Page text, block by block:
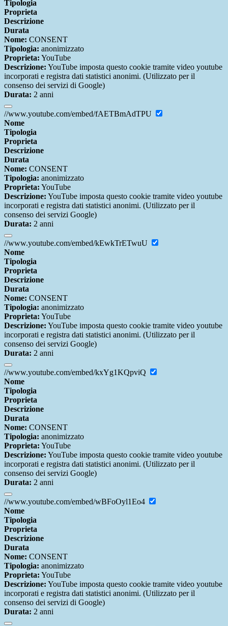
Tipologia
Proprieta
Descrizione
Durata
Nome: CONSENT
Tipologia: anonimizzato
Proprieta: YouTube
Descrizione: YouTube imposta questo cookie tramite video youtube
incorporati e registra dati statistici anonimi. (Utilizzato per il
consenso dei servizi di Google)
Durata: 2 anni
//www.youtube.com/embed/fAETBmAdTPU
Nome
Tipologia
Proprieta
Descrizione
Durata
Nome: CONSENT
Tipologia: anonimizzato
Proprieta: YouTube
Descrizione: YouTube imposta questo cookie tramite video youtube
incorporati e registra dati statistici anonimi. (Utilizzato per il
consenso dei servizi Google)
Durata: 2 anni
//www.youtube.com/embed/kEwkTrETwuU
Nome
Tipologia
Proprieta
Descrizione
Durata
Nome: CONSENT
Tipologia: anonimizzato
Proprieta: YouTube
Descrizione: YouTube imposta questo cookie tramite video youtube
incorporati e registra dati statistici anonimi. (Utilizzato per il
consenso dei servizi Google)
Durata: 2 anni
//www.youtube.com/embed/kxYg1KQpviQ
Nome
Tipologia
Proprieta
Descrizione
Durata
Nome: CONSENT
Tipologia: anonimizzato
Proprieta: YouTube
Descrizione: YouTube imposta questo cookie tramite video youtube
incorporati e registra dati statistici anonimi. (Utilizzato per il
consenso dei servizi Google)
Durata: 2 anni
//www.youtube.com/embed/wBFoOyl1Eo4
Nome
Tipologia
Proprieta
Descrizione
Durata
Nome: CONSENT
Tipologia: anonimizzato
Proprieta: YouTube
Descrizione: YouTube imposta questo cookie tramite video youtube
incorporati e registra dati statistici anonimi. (Utilizzato per il
consenso dei servizi di Google)
Durata: 2 anni